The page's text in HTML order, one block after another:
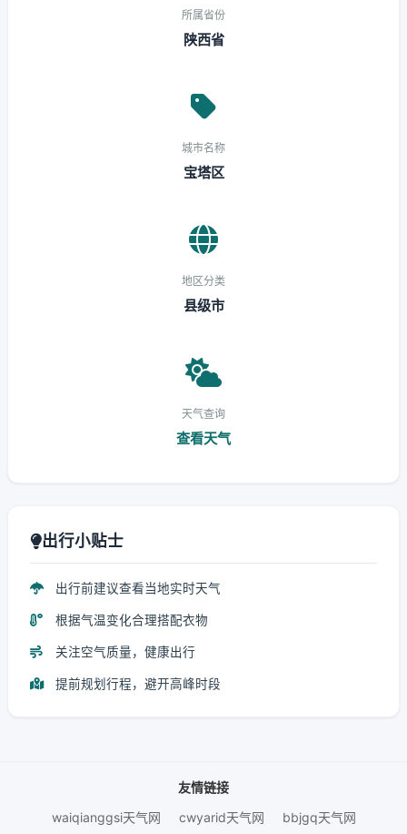
所属省份
陕西省
城市名称
宝塔区
地区分类
县级市
天气查询
查看天气
出行小贴士
出行前建议查看当地实时天气
根据气温变化合理搭配衣物
关注空气质量，健康出行
提前规划行程，避开高峰时段
友情链接
waiqianggsi天气网
cwyarid天气网
bbjgq天气网